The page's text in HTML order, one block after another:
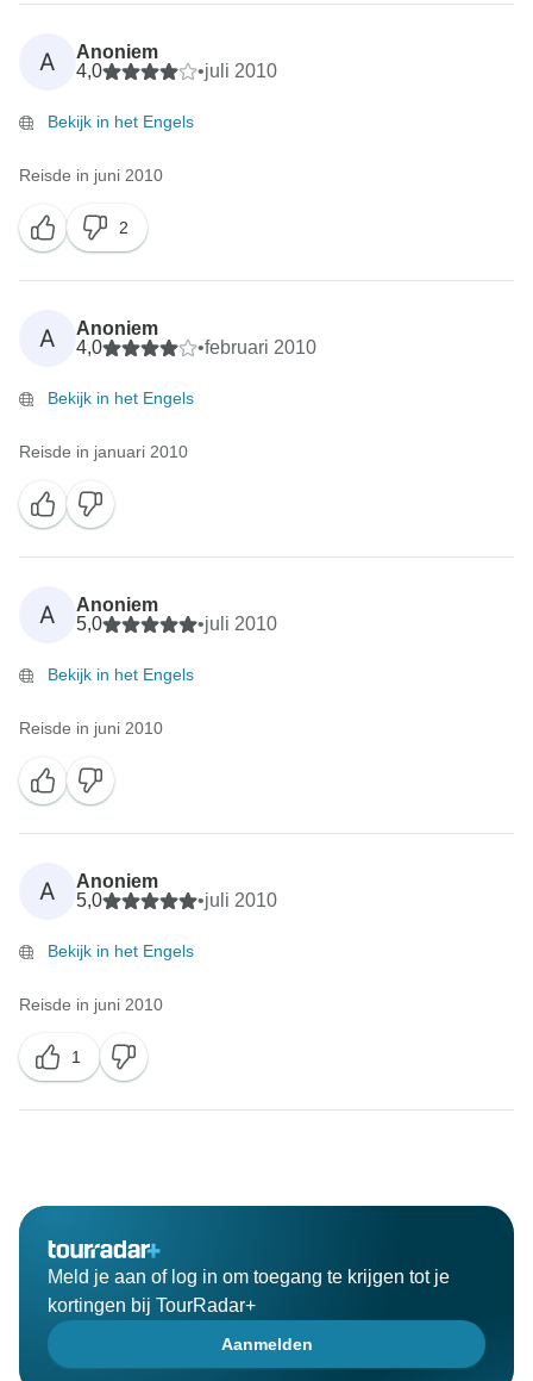
A
Anoniem
4,0
•juli 2010
Bekijk in het Engels
Reisde in juni 2010
2
A
Anoniem
4,0
•februari 2010
Bekijk in het Engels
Reisde in januari 2010
A
Anoniem
5,0
•juli 2010
Bekijk in het Engels
Reisde in juni 2010
A
Anoniem
5,0
•juli 2010
Bekijk in het Engels
Reisde in juni 2010
1
Meld je aan of log in om toegang te krijgen tot je
kortingen bij TourRadar+
Aanmelden